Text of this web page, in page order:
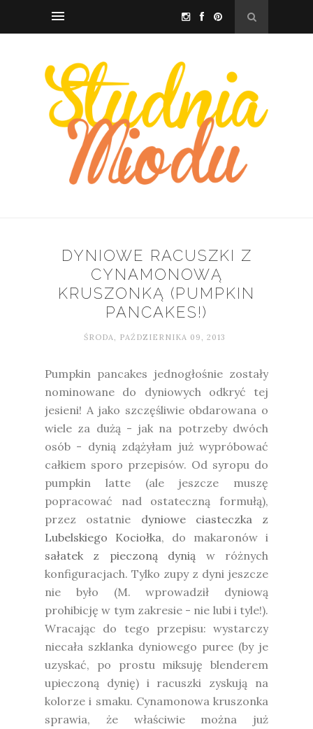
DYNIOWE RACUSZKI Z
CYNAMONOWĄ
KRUSZONKĄ (PUMPKIN
PANCAKES!)
ŚRODA, PAŹDZIERNIKA 09, 2013
Pumpkin pancakes jednogłośnie zostały
nominowane do dyniowych odkryć tej
jesieni! A jako szczęśliwie obdarowana o
wiele za dużą - jak na potrzeby dwóch
osób - dynią zdążyłam już wypróbować
całkiem sporo przepisów. Od syropu do
pumpkin latte (ale jeszcze muszę
popracować nad ostateczną formułą),
przez ostatnie dyniowe ciasteczka z
Lubelskiego Kociołka, do makaronów i
sałatek z pieczoną dynią w różnych
konfiguracjach. Tylko zupy z dyni jeszcze
nie było (M. wprowadził dyniową
prohibicję w tym zakresie - nie lubi i tyle!).
Wracając do tego przepisu: wystarczy
niecała szklanka dyniowego puree (by je
uzyskać, po prostu miksuję blenderem
upieczoną dynię) i racuszki zyskują na
kolorze i smaku. Cynamonowa kruszonka
sprawia, że właściwie można już